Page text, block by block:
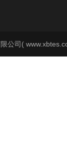
限公司(